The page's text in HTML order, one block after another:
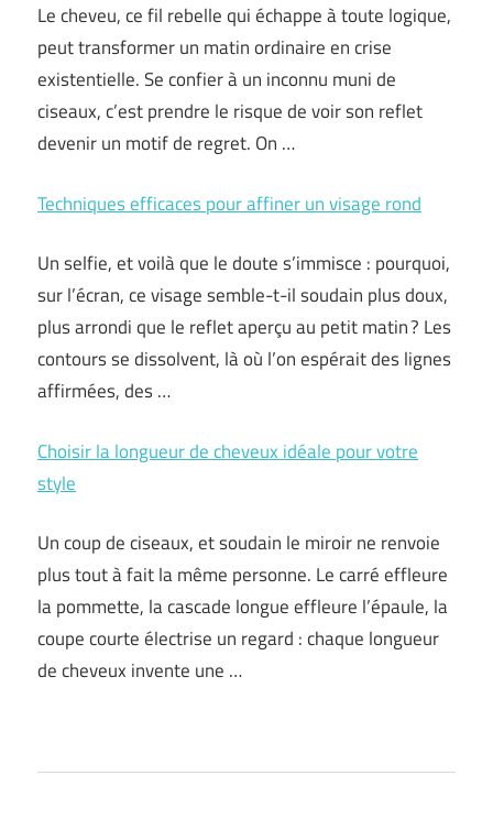
Le cheveu, ce fil rebelle qui échappe à toute logique,
peut transformer un matin ordinaire en crise
existentielle. Se confier à un inconnu muni de
ciseaux, c’est prendre le risque de voir son reflet
devenir un motif de regret. On …
Techniques efficaces pour affiner un visage rond
Un selfie, et voilà que le doute s’immisce : pourquoi,
sur l’écran, ce visage semble-t-il soudain plus doux,
plus arrondi que le reflet aperçu au petit matin ? Les
contours se dissolvent, là où l’on espérait des lignes
affirmées, des …
Choisir la longueur de cheveux idéale pour votre
style
Un coup de ciseaux, et soudain le miroir ne renvoie
plus tout à fait la même personne. Le carré effleure
la pommette, la cascade longue effleure l’épaule, la
coupe courte électrise un regard : chaque longueur
de cheveux invente une …